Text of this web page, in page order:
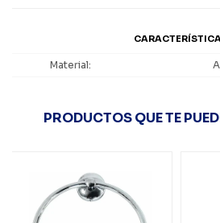
Material
PRODUCTOS QUE TE